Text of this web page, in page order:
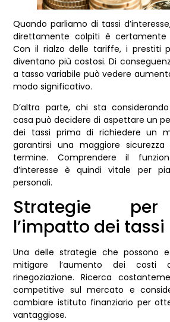
Quando parliamo di tassi
direttamente colpiti è certamente
Con il rialzo delle tariffe, i prestiti
diventano più costosi. Di
a tasso variabile può vedere
modo significativo.
D’altra parte, chi sta
casa può decidere di aspettare un
dei tassi prima di richiedere un
garantirsi una maggiore
termine. Comprendere il
d’interesse è quindi vitale per
personali.
Strategie
l’impatto dei tassi
Una delle strategie che possono
mitigare l’aumento dei
rinegoziazione. Ricerca
competitive sul mercato e
cambiare istituto finanziario per
vantaggiose.